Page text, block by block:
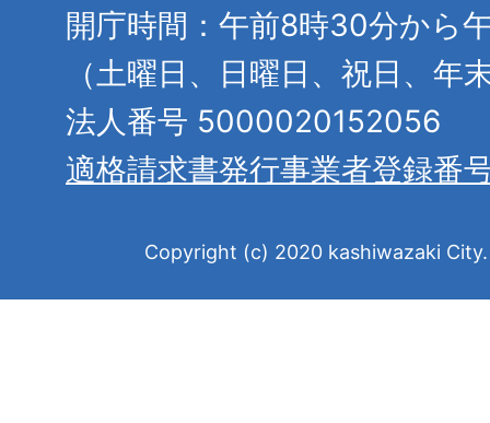
開庁時間：午前8時30分から
（土曜日、日曜日、祝日、年
法人番号 5000020152056
適格請求書発行事業者登録番
Copyright (c) 2020 kashiwazaki